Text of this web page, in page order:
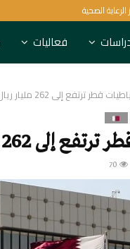
فعاليات
قطر ترتفع إلى 262 مليار ريال
إلى 262 مليار ريال
70